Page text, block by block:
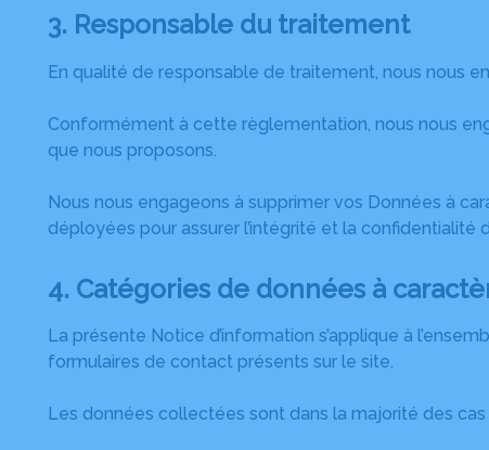
3. Responsable du traitement
En qualité de responsable de traitement, nous nous
Conformément à cette règlementation, nous nous
que nous proposons.
Nous nous engageons à supprimer vos Données à
déployées pour assurer l’intégrité et la confidentialité
4. Catégories de données à
La présente Notice d’information s’applique à
formulaires de contact présents sur le site.
Les données collectées sont dans la majorité des